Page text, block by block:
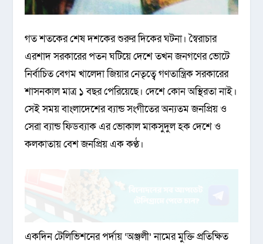
গত শতকের শেষ দশকের শুরুর দিকের ঘটনা। স্বৈরাচার
এরশাদ সরকারের পতন ঘটিয়ে দেশে তখন জনগণের ভোটে
নির্বাচিত বেগম খালেদা জিয়ার নেতৃত্বে গণতান্ত্রিক সরকারের
শাসনকাল মাত্র ১ বছর পেরিয়েছে। দেশে কোন অস্থিরতা নাই।
সেই সময় বাংলাদেশের ব্যান্ড সংগীতের অন্যতম জনপ্রিয় ও
সেরা ব্যান্ড ফিডব্যাক এর ভোকাল মাকসুদুল হক দেশে ও
কলকাতায় বেশ জনপ্রিয় এক কণ্ঠ।
একদিন টেলিভিশনের পর্দায় ‘অঞ্জলী’ নামের মুক্তি প্রতিক্ষিত